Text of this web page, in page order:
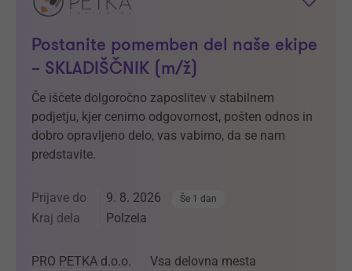
Postanite pomemben del naše ekipe
– SKLADIŠČNIK (m/ž)
Če iščete dolgoročno zaposlitev v stabilnem
podjetju, kjer cenimo odgovornost, pošten odnos in
dobro opravljeno delo, vas vabimo, da se nam
predstavite.
Prijave do 9. 8. 2026 Še 1 dan
Kraj dela Polzela
PRO PETKA d.o.o. Vsa delovna mesta